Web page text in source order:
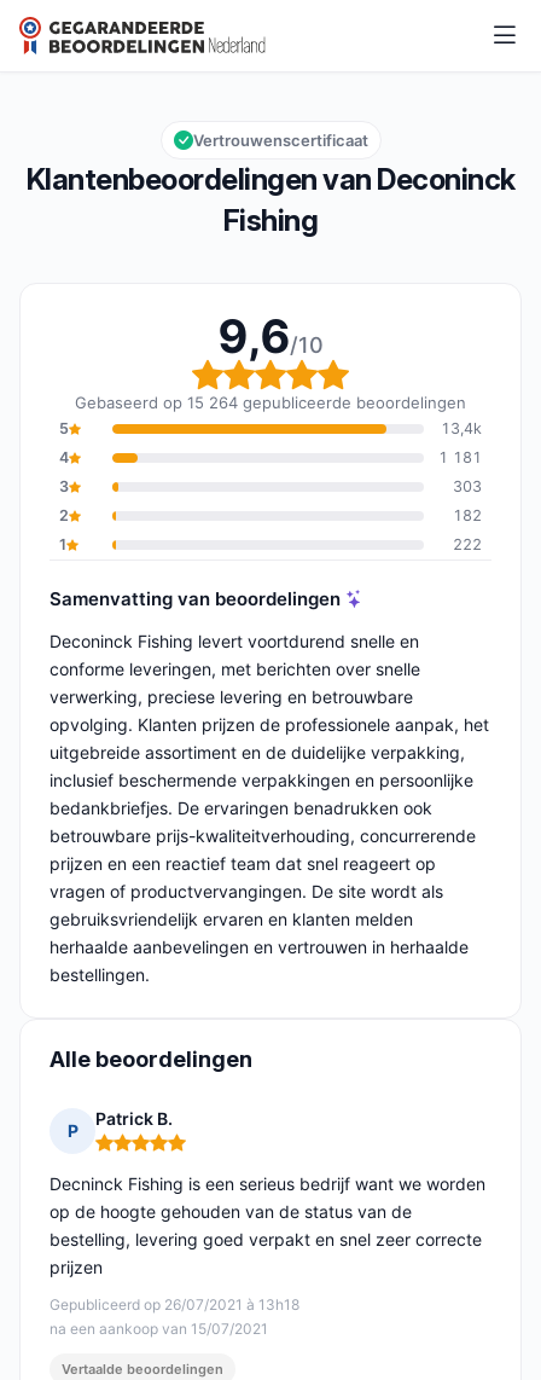
Deconinck Fishing
Algemene beoordeling: 9,6 van 10
9,6/10
Klantenbeoordelingen van Deconinck
Fishing
Vertrouwenscertificaat
9,6/10
Algemene beoordeling:
Gebaseerd op 15 264 gepubliceerde beoordelingen
5
13,4k
4
1 181
3
303
2
182
1
222
Samenvatting van beoordelingen
Deconinck Fishing levert voortdurend snelle en
conforme leveringen, met berichten over snelle
verwerking, preciese levering en betrouwbare
opvolging. Klanten prijzen de professionele aanpak, het
uitgebreide assortiment en de duidelijke verpakking,
inclusief beschermende verpakkingen en persoonlijke
bedankbriefjes. De ervaringen benadrukken ook
betrouwbare prijs-kwaliteitverhouding, concurrerende
prijzen en een reactief team dat snel reageert op
vragen of productvervangingen. De site wordt als
gebruiksvriendelijk ervaren en klanten melden
herhaalde aanbevelingen en vertrouwen in herhaalde
bestellingen.
Alle beoordelingen
P
Patrick B.
Opmerking: 5 van 5
Gepubliceerd op 26/07/2021 à 13h18
na een aankoop van 15/07/2021
Decninck Fishing is een serieus bedrijf want we worden
op de hoogte gehouden van de status van de
bestelling, levering goed verpakt en snel zeer correcte
prijzen
Vertaalde beoordelingen